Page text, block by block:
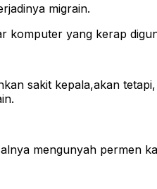
migrain.
komputer yang kerap
sakit kepala,akan
mengunyah permen